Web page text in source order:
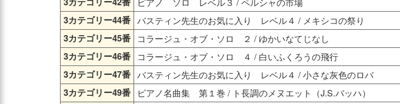
3カテゴリー44番 バスティン先生のお気に入り レベル４ / メキシコの祭り
3カテゴリー45番
コラージュ・オブ・ソロ ２ / ゆかいなてじなし
3カテゴリー46番
コラージュ・オブ・ソロ ４ / 白いふくろうの飛行
3カテゴリー47番 バスティン先生のお気に入り レベル４ / 小さな灰色のロバ
3カテゴリー49番
ピアノ名曲集 第１巻 / ト長調のメヌエット（J.S.バッハ）